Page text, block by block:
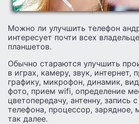
Можно ли улучшить телефон
интересует почти всех
планшетов.
Обычно стараются улучшить
в играх, камеру, звук, интернет,
графику, микрофон, динамик,
фото, прием wifi, определение
цветопередачу, антенну, запись
телефона, процессор, зарядное,
так далее.